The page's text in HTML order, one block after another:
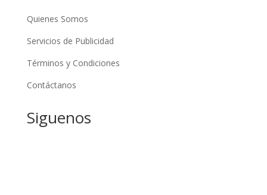
Quienes Somos
Servicios de Publicidad
Términos y Condiciones
Contáctanos
Siguenos